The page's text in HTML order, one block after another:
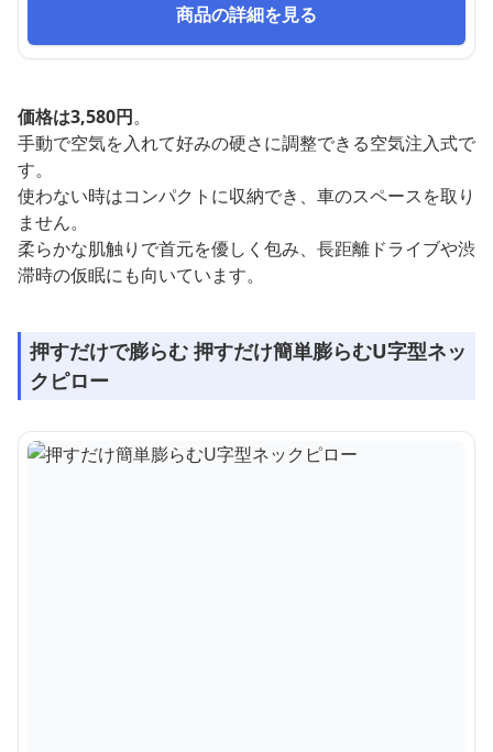
商品の詳細を見る
価格は3,580円。
手動で空気を入れて好みの硬さに調整できる空気注入式で
す。
使わない時はコンパクトに収納でき、車のスペースを取り
ません。
柔らかな肌触りで首元を優しく包み、長距離ドライブや渋
滞時の仮眠にも向いています。
押すだけで膨らむ 押すだけ簡単膨らむU字型ネッ
クピロー